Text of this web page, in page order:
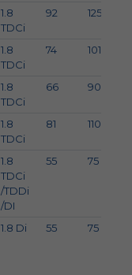
1.8
TDCi
92 125
1.8
TDCi
74 101
1.8
TDCi
66 90
1.8
TDCi
81 110
1.8
TDCi
/TDDi
/DI
55 75
1.8 Di 55 75